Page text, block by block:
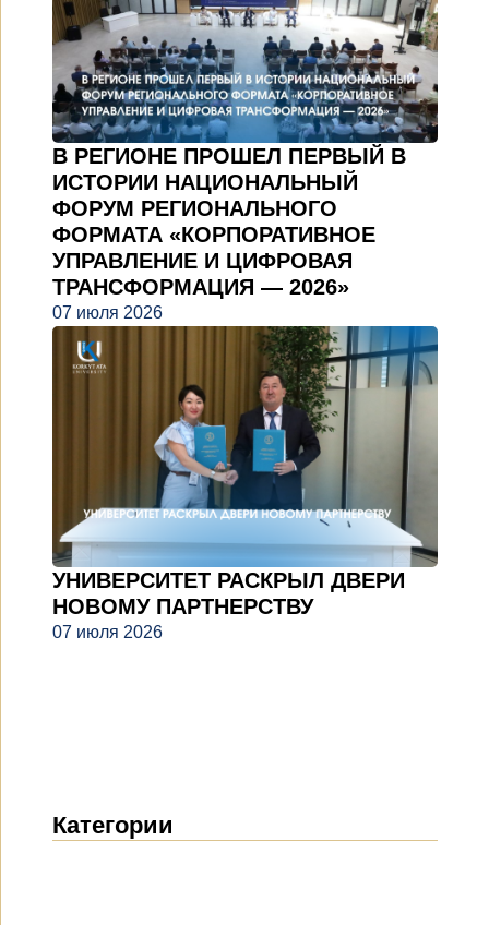
В РЕГИОНЕ ПРОШЕЛ ПЕРВЫЙ В
ИСТОРИИ НАЦИОНАЛЬНЫЙ
ФОРУМ РЕГИОНАЛЬНОГО
ФОРМАТА «КОРПОРАТИВНОЕ
УПРАВЛЕНИЕ И ЦИФРОВАЯ
ТРАНСФОРМАЦИЯ — 2026»
07 июля 2026
УНИВЕРСИТЕТ РАСКРЫЛ ДВЕРИ
НОВОМУ ПАРТНЕРСТВУ
07 июля 2026
Категории